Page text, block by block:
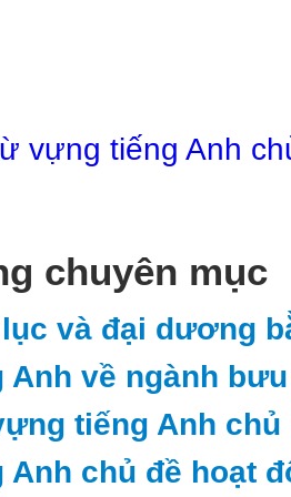
vựng tiếng Anh
chuyên mục
và đại dương
về ngành
tiếng Anh chủ
chủ đề hoạt